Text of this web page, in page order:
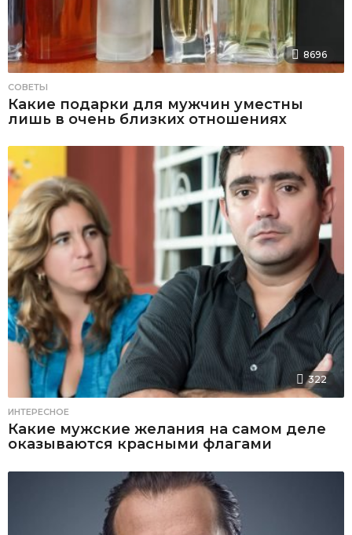
8696
СОВЕТЫ
Какие подарки для мужчин уместны
лишь в очень близких отношениях
322
ИНТЕРЕСНОЕ
Какие мужские желания на самом деле
оказываются красными флагами